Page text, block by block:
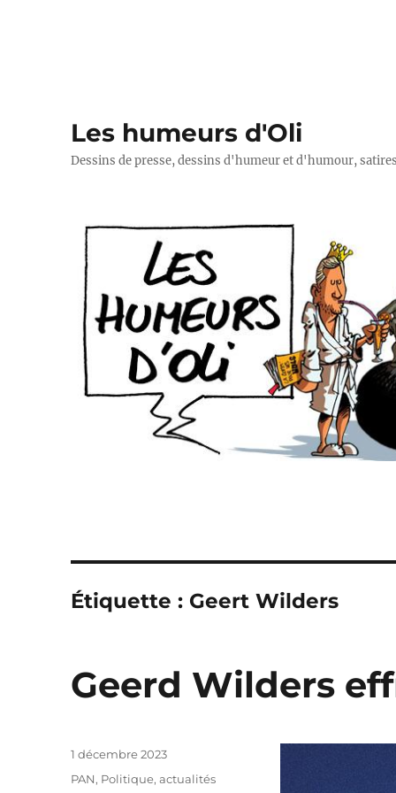
Les humeurs d'Oli
Dessins de presse, dessins d'humeur et d'humour,
Étiquette : Geert Wilders
Geerd Wilders
Publié
1 décembre 2023
Catégories
PAN, Politique, actualités